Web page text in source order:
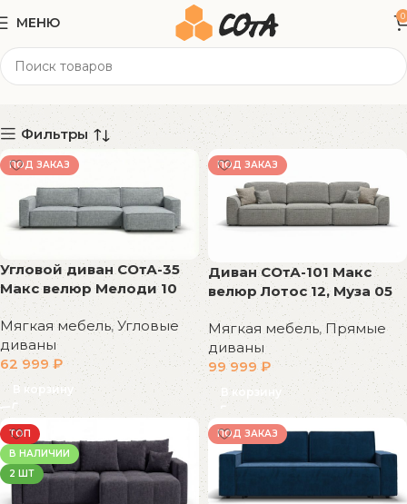
МЕНЮ 0
Еврокнижка
Фильтры
ПОД ЗАКАЗ
Угловой диван СОтА-35
Макс велюр Мелоди 10
Мягкая мебель,Угловые
диваны
62 999 ₽
В корзину
ПОД ЗАКАЗ
Диван СОтА-101 Макс
велюр Лотос 12, Муза 05
Мягкая мебель, Прямые
диваны
99 999₽
В корзину
ТОП
В НАЛИЧИИ
2 ШТ
ПОД ЗАКАЗ